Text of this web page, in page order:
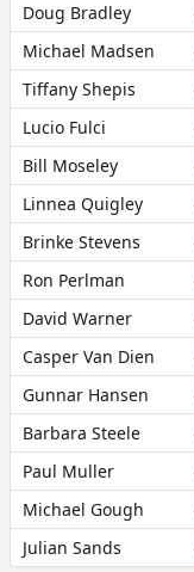
Doug Bradley
Michael Madsen
Tiffany Shepis
Lucio Fulci
Bill Moseley
Linnea Quigley
Brinke Stevens
Ron Perlman
David Warner
Casper Van Dien
Gunnar Hansen
Barbara Steele
Paul Muller
Michael Gough
Julian Sands